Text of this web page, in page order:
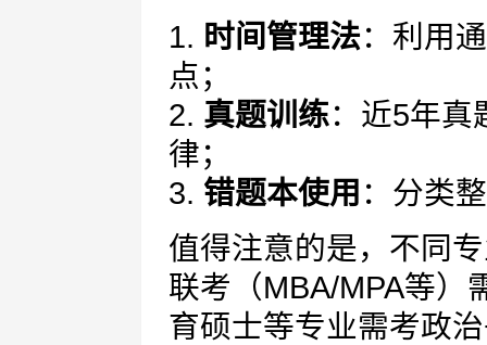
1. 时间管理法：利用
点；
2. 真题训练：近5年真
律；
3. 错题本使用 ：分类
值得注意的是，不同
联考（MBA/MPA等）
育硕士等专业需考政